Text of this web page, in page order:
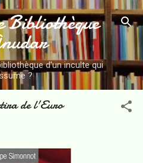
principal
d'un inculte qui
?
de l'Euro